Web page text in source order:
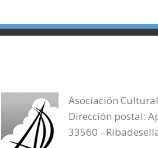
Asociación
Dirección postal:
33560 -